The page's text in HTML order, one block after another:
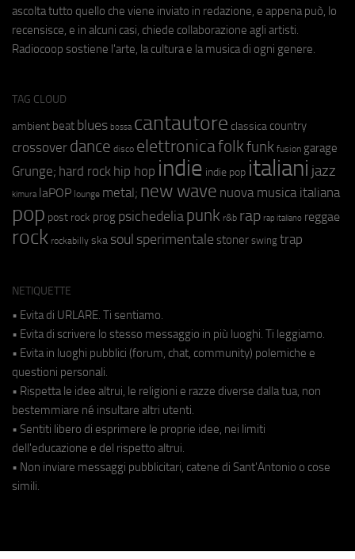
ascolta tutto quello che viene inviato in redazione, e appena può, lo
recensisce, e in alcuni casi, chiede collaborazione agli artisti.
Radiocoop sostiene l'arte, la cultura e la musica di ogni genere.
TAG CLOUD
ambient beat blues bossa cantautore classica country
crossover dance disco elettronicafolkfunk fusion garage
Grunge; hard rock hip hop indie indie pop italiani jazz
kimura laPOP lounge metal; new wave nuova musica italiana
pop post rock prog psichedeliapunk r&b rap rap italiano reggae
rock rockabilly ska soul sperimentale stoner swing trap
NETIQUETTE
• Evita di URLARE. Ti sentiamo.
• Evita di scrivere lo stesso messaggio in più luoghi. Ti leggiamo.
• Evita in luoghi pubblici (forum, chat, community) polemiche e
questioni personali.
• Rispetta le idee altrui, le religioni e razze diverse dalla tua, non
bestemmiare né insultare altri utenti.
• Sentiti libero di esprimere le proprie idee, nei limiti
dell'educazione e del rispetto altrui.
• Non inviare messaggi pubblicitari, catene di Sant'Antonio o cose
simili.